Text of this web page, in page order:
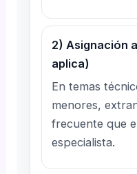
2) Asignación
aplica)
En temas
menores,
frecuente que
especialista.